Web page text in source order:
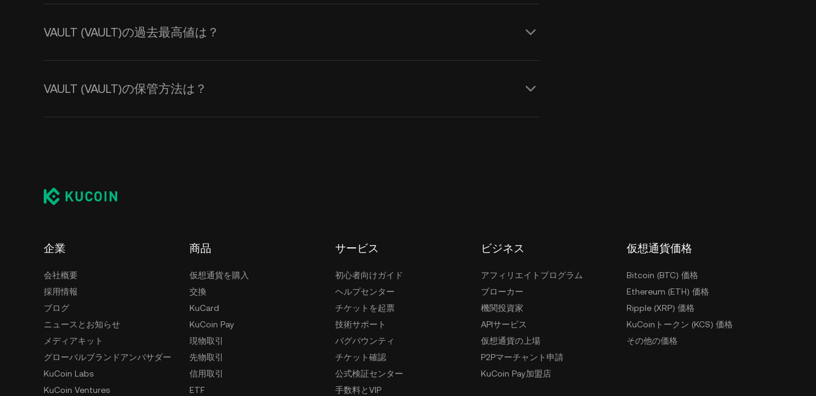
VAULT (VAULT)の過去最高値は？
VAULT (VAULT)の保管方法は？
企業
会社概要
採用情報
ブログ
ニュースとお知らせ
メディアキット
グローバルブランドアンバサダー
KuCoin Labs
KuCoin Ventures
商品
仮想通貨を購入
交換
KuCard
KuCoin Pay
現物取引
先物取引
信用取引
ETF
サービス
初心者向けガイド
ヘルプセンター
チケットを起票
技術サポート
バグバウンティ
チケット確認
公式検証センター
手数料とVIP
ビジネス
アフィリエイトプログラム
ブローカー
機関投資家
APIサービス
仮想通貨の上場
P2Pマーチャント申請
KuCoin Pay加盟店
仮想通貨価格
Bitcoin (BTC) 価格
Ethereum (ETH) 価格
Ripple (XRP) 価格
KuCoinトークン (KCS) 価格
その他の価格